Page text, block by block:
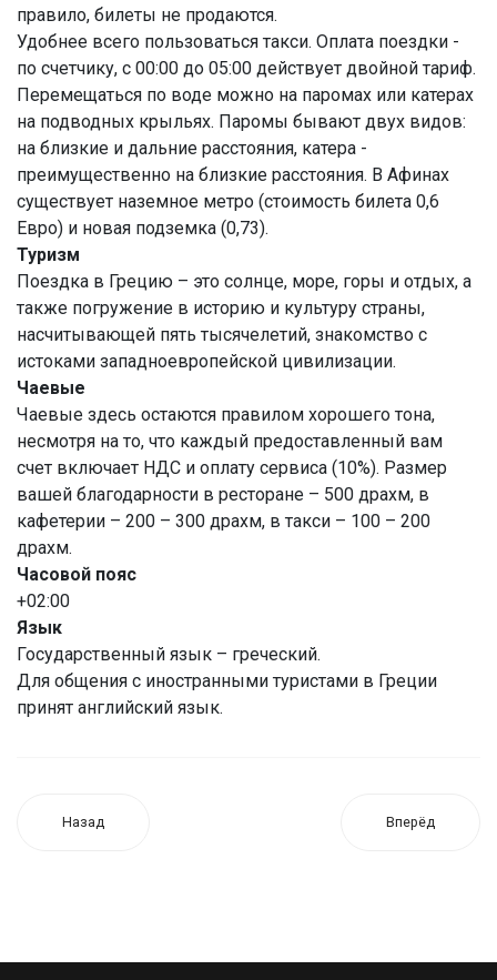
правило, билеты не продаются.
Удобнее всего пользоваться такси. Оплата поездки -
по счетчику, с 00:00 до 05:00 действует двойной тариф.
Перемещаться по воде можно на паромах или катерах
на подводных крыльях. Паромы бывают двух видов:
на близкие и дальние расстояния, катера -
преимущественно на близкие расстояния. В Афинах
существует наземное метро (стоимость билета 0,6
Евро) и новая подземка (0,73).
Туризм
Поездка в Грецию – это солнце, море, горы и отдых, а
также погружение в историю и культуру страны,
насчитывающей пять тысячелетий, знакомство с
истоками западноевропейской цивилизации.
Чаевые
Чаевые здесь остаются правилом хорошего тона,
несмотря на то, что каждый предоставленный вам
счет включает НДС и оплату сервиса (10%). Размер
вашей благодарности в ресторане – 500 драхм, в
кафетерии – 200 – 300 драхм, в такси – 100 – 200
драхм.
Часовой пояс
+02:00
Язык
Государственный язык – греческий.
Для общения с иностранными туристами в Греции
принят английский язык.
Назад Вперёд